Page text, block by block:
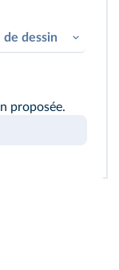
dessin
proposée.